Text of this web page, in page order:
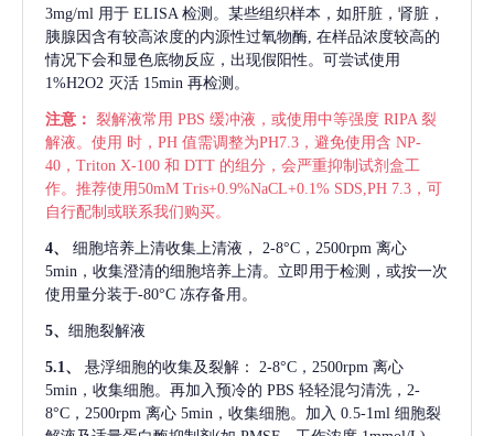
3mg/ml 用于 ELISA 检测。某些组织样本，如肝脏，肾脏，
胰腺因含有较高浓度的内源性过氧物酶, 在样品浓度较高的
情况下会和显色底物反应，出现假阳性。可尝试使用
1%H2O2 灭活 15min 再检测。
注意： 裂解液常用 PBS 缓冲液，或使用中等强度 RIPA 裂
解液。使用 时，PH 值需调整为PH7.3，避免使用含 NP-
40，Triton X-100 和 DTT 的组分，会严重抑制试剂盒工
作。推荐使用50mM Tris+0.9%NaCL+0.1% SDS,PH 7.3，可
自行配制或联系我们购买。
4、 细胞培养上清收集上清液，
2-8°C，2500rpm 离心
5min，收集澄清的细胞培养上清。立即用于检测，或按一次
使用量分装于-80°C 冻存备用。
5、 细胞裂解液
5.1、 悬浮细胞的收集及裂解：
2-8°C，2500rpm 离心
5min，收集细胞。再加入预冷的 PBS 轻轻混匀清洗，2-
8°C，2500rpm 离心 5min，收集细胞。加入 0.5-1ml 细胞裂